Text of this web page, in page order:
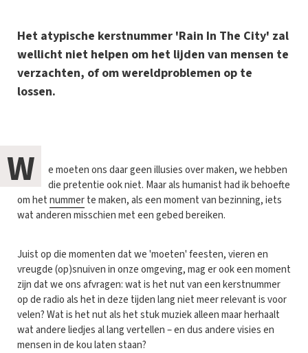
Het atypische kerstnummer 'Rain In The City' zal
wellicht niet helpen om het lijden van mensen te
verzachten, of om wereldproblemen op te
lossen.
W
e moeten ons daar geen illusies over maken, we hebben
die pretentie ook niet. Maar als humanist had ik behoefte
om hetnummerte maken, als een moment van bezinning, iets
wat anderen misschien met een gebed bereiken.
Juist op die momenten dat we 'moeten' feesten, vieren en
vreugde (op)snuiven in onze omgeving, mag er ook een moment
zijn dat we ons afvragen: wat is het nut van een kerstnummer
op de radio als het in deze tijden lang niet meer relevant is voor
velen? Wat is het nut als het stuk muziek alleen maar herhaalt
wat andere liedjes al lang vertellen – en dus andere visies en
mensen in de kou laten staan?